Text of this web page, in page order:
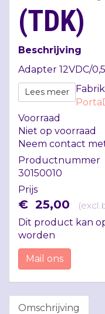
(TDK)
Beschrijving
Adapter 12VDC/
Lees meer
Voorraad
Niet op voorraad
Neem contact
Productnummer
30150010
Prijs
€ 25,00 (
Dit product kan
worden
Mail ons
Omschrijving